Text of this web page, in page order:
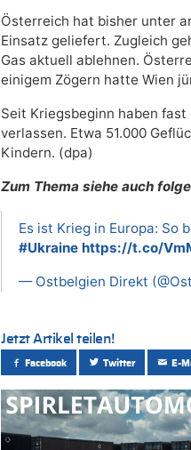
Österreich hat bisher unter
Einsatz geliefert. Zugleich
Gas aktuell ablehnen.
einigem Zögern hatte Wien
Seit Kriegsbeginn haben
verlassen. Etwa 51.000
Kindern. (dpa)
Zum Thema siehe auch
Es ist Krieg in Europa: So
#Ukraine https://t.co/
— Ostbelgien Direkt
Jetzt Artikel teilen!
Facebook Twitter E-